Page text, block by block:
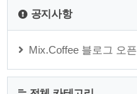
공지사항
Mix.Coffee 블로그 오픈